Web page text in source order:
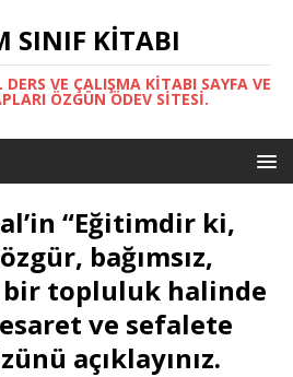
SINIF KITABI
VE ÇALIŞMA KITABI SAYFA VE
ÖZGÜN ÖDEV SITESI.
“Eğitimdir ki,
bağımsız,
bir topluluk halinde
ve sefalete
açıklayınız.